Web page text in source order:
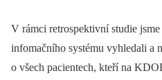
V rámci retrospektivní studie
infomačního systému vyhledali a
o všech pacientech, kteří na